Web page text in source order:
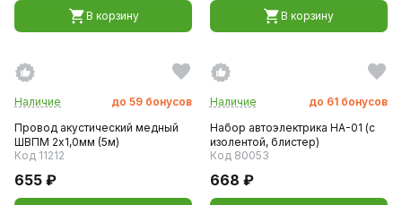
В корзину В корзину
Наличие до 59 бонусов
Провод акустический медный
ШВПМ 2x1,0мм (5м)
Код 11212
655 ₽
Наличие до 61 бонусов
Набор автоэлектрика НА-01 (с
изолентой, блистер)
Код 80053
668 ₽